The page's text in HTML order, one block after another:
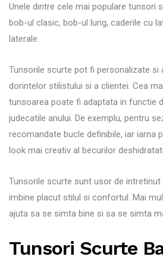
Unele dintre cele mai populare tunsori
bob-ul clasic, bob-ul lung, caderile cu
laterale.
Tunsorile scurte pot fi personalizate si
dorintelor stilistului si a clientei. Cea
tunsoarea poate fi adaptata in functie
judecatile anului. De exemplu, pentru
recomandate bucle definibile, iar iarna
look mai creativ al becurilor
Tunsorile scurte sunt usor de
imbine placut stilul si confortul. Mai
ajuta sa se simta bine si sa se simta
Tunsori Scurte